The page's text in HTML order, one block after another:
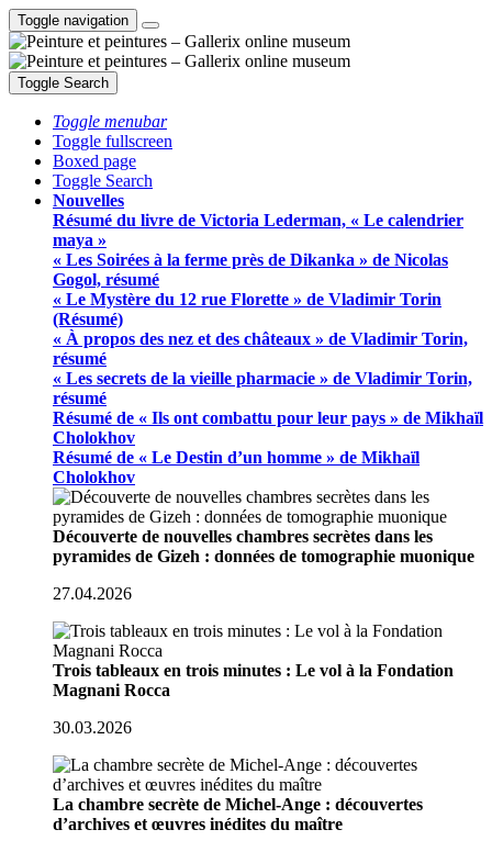
Toggle navigation
Toggle Search
Toggle menubar
Toggle fullscreen
Boxed page
Toggle Search
Nouvelles
Résumé du livre de Victoria Lederman, « Le calendrier
maya »
« Les Soirées à la ferme près de Dikanka » de Nicolas
Gogol, résumé
« Le Mystère du 12 rue Florette » de Vladimir Torin
(Résumé)
« À propos des nez et des châteaux » de Vladimir Torin,
résumé
« Les secrets de la vieille pharmacie » de Vladimir Torin,
résumé
Résumé de « Ils ont combattu pour leur pays » de Mikhaïl
Cholokhov
Résumé de « Le Destin d’un homme » de Mikhaïl
Cholokhov
Découverte de nouvelles chambres secrètes dans les
pyramides de Gizeh : données de tomographie muonique
27.04.2026
Trois tableaux en trois minutes : Le vol à la Fondation
Magnani Rocca
30.03.2026
La chambre secrète de Michel-Ange : découvertes
d’archives et œuvres inédites du maître